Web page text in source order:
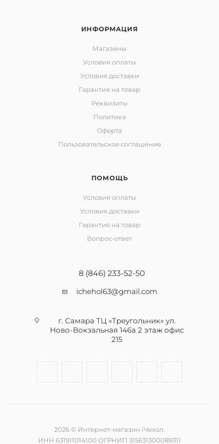
ИНФОРМАЦИЯ
Магазины
Условия оплаты
Условия доставки
Гарантия на товар
Реквизиты
Политика
Оферта
Пользовательское соглашение
ПОМОЩЬ
Условия оплаты
Условия доставки
Гарантия на товар
Вопрос-ответ
8 (846) 233-52-50
ichehol63@gmail.com
г. Самара ТЦ «Треугольник» ул.
Ново-Вокзальная 146а 2 этаж офис
215
2026 © Интернет-магазин iЧехол.
ИНН 631911014100 ОГРНИП 315631300089311